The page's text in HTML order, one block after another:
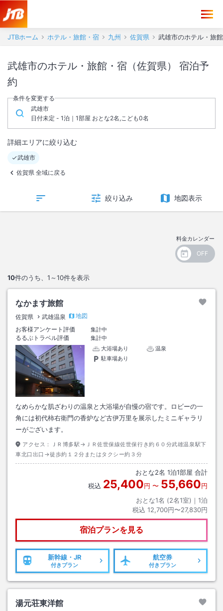
JTBホーム ホテル・旅館・宿 九州 佐賀県 武雄市のホテル・旅
武雄市のホテル・旅館・宿（佐賀県） 宿泊予
約
条件を変更する
武雄市
日付未定 - 1泊｜1部屋 おとな2名,こども0名
詳細エリアに絞り込む
武雄市
佐賀県 全域に戻る
絞り込み 地図表示
料金カレンダー
10件のうち、 1～10件を表示
なかます旅館
佐賀県 武雄温泉
地図
お客様アンケート評価
集計中
るるぶトラベル評価
集計中
大浴場あり
温泉
駐車場あり
なめらかな肌ざわりの温泉と大浴場が自慢の宿です。ロビーの一
角には初代柿右衛門の香炉など古伊万里を展示したミニギャラリ
ーがございます。
アクセス：
ＪＲ博多駅→ＪＲ佐世保線佐世保行き約６０分武雄温泉駅下
車北口出口→徒歩約１２分またはタクシー約３分
おとな2名 1泊1部屋 合計
税込 25,400円 〜 55,660円
おとな1名 (2名1室)｜ 1泊
税込 12,700円〜27,830円
宿泊プランを見る
新幹線・JR
付きプラン
航空券
付きプラン
湯元荘東洋館